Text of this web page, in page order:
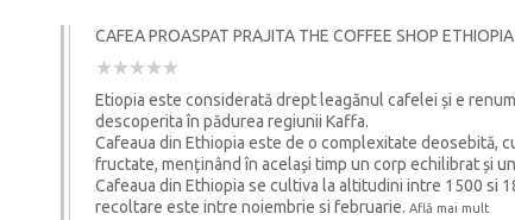
CAFEA PROASPAT PRAJITA THE COFFEE SHOP
Etiopia este considerată drept leagănul cafelei și e
descoperita în pădurea regiunii Kaffa.
Cafeaua din Ethiopia este de o complexitate deosebită,
fructate, menținând în același timp un corp echilibrat și
Cafeaua din Ethiopia se cultiva la altitudini intre 1500 si
recoltare este intre noiembrie si februarie. Află mai mult